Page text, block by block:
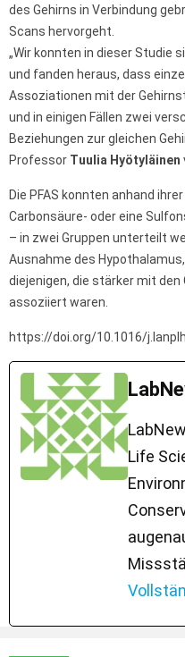
des Gehirns in Verbindung
Scans hervorgeht.
„Wir konnten in dieser Studie
und fanden heraus, dass
Assoziationen mit der
und in einigen Fällen zwei
Beziehungen zur gleichen
Professor Tuulia Hyötyläinen
Die PFAS konnten anhand
Carbonsäure- oder eine
– in zwei Gruppen unterteilt
Ausnahme des
diejenigen, die stärker mit den
assoziiert waren.
https://doi.org/10.1016/
Life